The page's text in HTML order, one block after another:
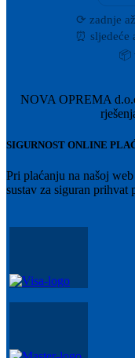
⟳ zadnje
⏰ sljedeće
📦
NOVA OPREMA
SIGURNOST ONLINE
Pri plaćanju na našoj
sustav za siguran prihvat